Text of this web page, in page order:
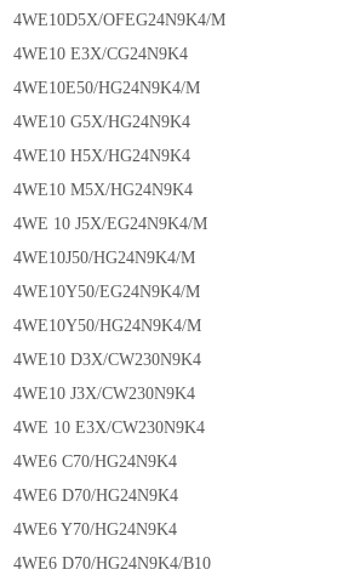
4WE10D5X/OFEG24N9K4/M
4WE10 E3X/CG24N9K4
4WE10E50/HG24N9K4/M
4WE10 G5X/HG24N9K4
4WE10 H5X/HG24N9K4
4WE10 M5X/HG24N9K4
4WE 10 J5X/EG24N9K4/M
4WE10J50/HG24N9K4/M
4WE10Y50/EG24N9K4/M
4WE10Y50/HG24N9K4/M
4WE10 D3X/CW230N9K4
4WE10 J3X/CW230N9K4
4WE 10 E3X/CW230N9K4
4WE6 C70/HG24N9K4
4WE6 D70/HG24N9K4
4WE6 Y70/HG24N9K4
4WE6 D70/HG24N9K4/B10